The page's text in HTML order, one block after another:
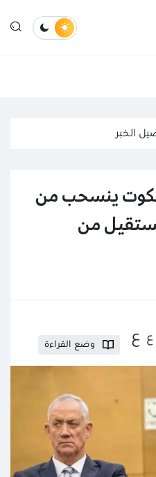
الخبر
ينسحب من
من
ع ع
وضع القراءة